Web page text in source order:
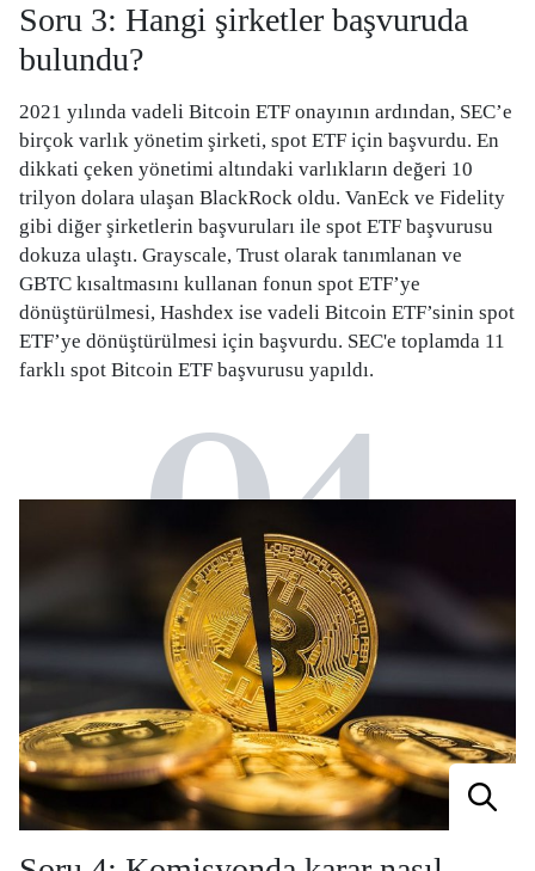
Soru 3: Hangi şirketler başvuruda
bulundu?
2021 yılında vadeli Bitcoin ETF onayının ardından, SEC’e
birçok varlık yönetim şirketi, spot ETF için başvurdu. En
dikkati çeken yönetimi altındaki varlıkların değeri 10
trilyon dolara ulaşan BlackRock oldu. VanEck ve Fidelity
gibi diğer şirketlerin başvuruları ile spot ETF başvurusu
dokuza ulaştı. Grayscale, Trust olarak tanımlanan ve
GBTC kısaltmasını kullanan fonun spot ETF’ye
dönüştürülmesi, Hashdex ise vadeli Bitcoin ETF’sinin spot
ETF’ye dönüştürülmesi için başvurdu. SEC'e toplamda 11
farklı spot Bitcoin ETF başvurusu yapıldı.
04